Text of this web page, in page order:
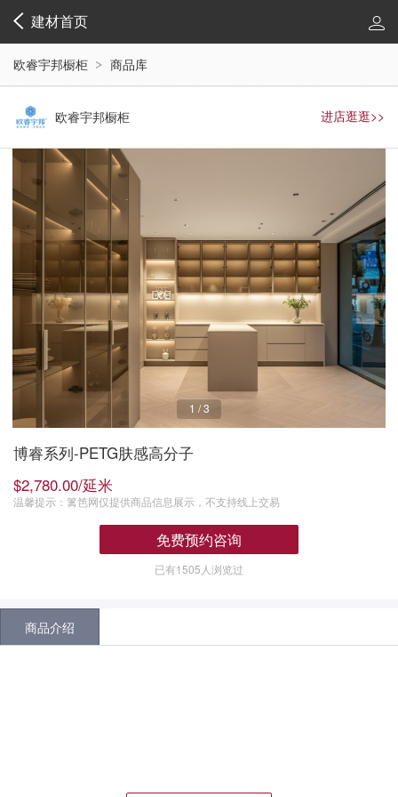
建材首页
欧睿宇邦橱柜 商品库
欧睿宇邦橱柜 进店逛逛>>
1 /3
博睿系列-PETG肤感高分子
$2,780.00/延米
温馨提示：篱笆网仅提供商品信息展示，不支持线上交易
免费预约咨询
已有1505人浏览过
商品介绍